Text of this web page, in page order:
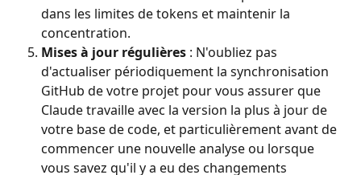
dans les limites de tokens et maintenir la
concentration.
Mises à jour régulières : N'oubliez pas
d'actualiser périodiquement la synchronisation
GitHub de votre projet pour vous assurer que
Claude travaille avec la version la plus à jour de
votre base de code, et particulièrement avant de
commencer une nouvelle analyse ou lorsque
vous savez qu'il y a eu des changements